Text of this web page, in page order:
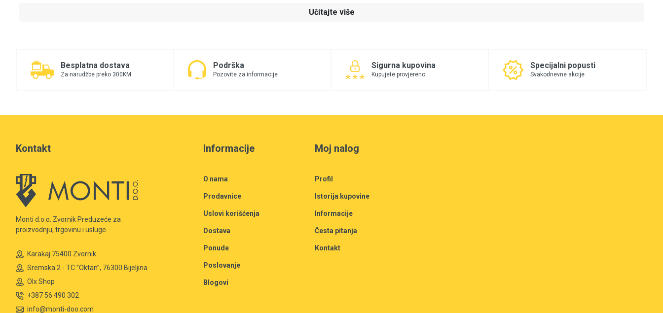
Učitajte više
Besplatna dostava
Za narudžbe preko 300KM
Podrška
Pozovite za informacije
Sigurna kupovina
Kupujete provjereno
Specijalni popusti
Svakodnevne akcije
Kontakt
Monti d.o.o. Zvornik Preduzeće za
proizvodnju, trgovinu i usluge.
Karakaj 75400 Zvornik
Sremska 2 - TC ”Oktan”, 76300 Bijeljina
Olx Shop
+387 56 490 302
info@monti-doo.com
Informacije
O nama
Prodavnice
Uslovi korišćenja
Dostava
Ponude
Poslovanje
Blogovi
Moj nalog
Profil
Istorija kupovine
Informacije
Česta pitanja
Kontakt